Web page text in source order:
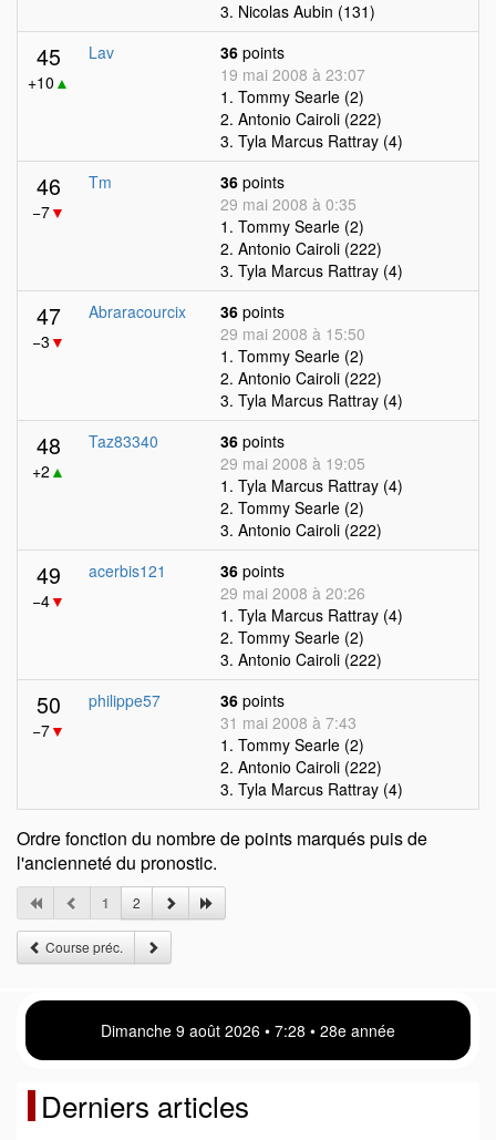
3. Nicolas Aubin (131)
45
+10 ▲
Lav 36 points
19 mai 2008 à 23:07
1. Tommy Searle (2)
2. Antonio Cairoli (222)
3. Tyla Marcus Rattray (4)
46
−7▼
Tm 36 points
29 mai 2008 à 0:35
1. Tommy Searle (2)
2. Antonio Cairoli (222)
3. Tyla Marcus Rattray (4)
47
−3 ▼
Abraracourcix 36 points
29 mai 2008 à 15:50
1. Tommy Searle (2)
2. Antonio Cairoli (222)
3. Tyla Marcus Rattray (4)
48
+2 ▲
Taz83340 36 points
29 mai 2008 à 19:05
1. Tyla Marcus Rattray (4)
2. Tommy Searle (2)
3. Antonio Cairoli (222)
49
−4▼
acerbis121 36 points
29 mai 2008 à 20:26
1. Tyla Marcus Rattray (4)
2. Tommy Searle (2)
3. Antonio Cairoli (222)
50
−7▼
philippe57 36 points
31 mai 2008 à 7:43
1. Tommy Searle (2)
2. Antonio Cairoli (222)
3. Tyla Marcus Rattray (4)
Ordre fonction du nombre de points marqués puis de
l'ancienneté du pronostic.
1 2
Course préc.
Dimanche 9 août 2026 • 7 28 • 28e année
Derniers articles